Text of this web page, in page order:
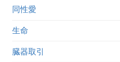
同性愛
生命
臓器取引